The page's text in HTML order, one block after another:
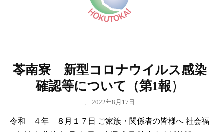
苓南寮 新型コロナウイルス感染
確認等について（第1報）
2022年8月17日
令和 ４年 ８月１７日 ご家族・関係者の皆様へ 社会福